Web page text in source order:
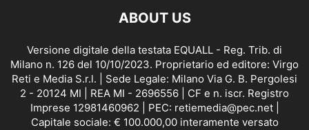
ABOUT US
Versione digitale della testata EQUALL - Reg. Trib. di
Milano n. 126 del 10/10/2023. Proprietario ed editore: Virgo
Reti e Media S.r.l. | Sede Legale: Milano Via G. B. Pergolesi
2 - 20124 MI | REA MI - 2696556 | CF e n. iscr. Registro
Imprese 12981460962 | PEC: retiemedia@pec.net |
Capitale sociale: € 100.000,00 interamente versato